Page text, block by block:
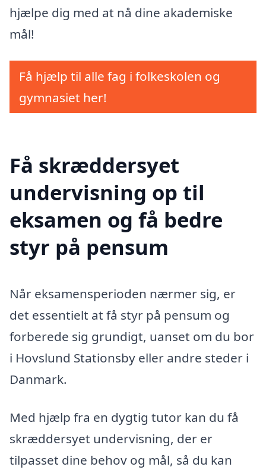
hjælpe dig med at nå dine akademiske
mål!
Få hjælp til alle fag i folkeskolen og
gymnasiet her!
Få skræddersyet
undervisning op til
eksamen og få bedre
styr på pensum
Når eksamensperioden nærmer sig, er
det essentielt at få styr på pensum og
forberede sig grundigt, uanset om du bor
i Hovslund Stationsby eller andre steder i
Danmark.
Med hjælp fra en dygtig tutor kan du få
skræddersyet undervisning, der er
tilpasset dine behov og mål, så du kan